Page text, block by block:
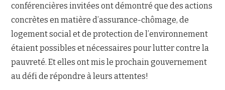
conférencières invitées ont démontré que des actions
concrètes en matière d’assurance-chômage, de
logement social et de protection de l’environnement
étaient possibles et nécessaires pour lutter contre la
pauvreté. Et elles ont mis le prochain gouvernement
au défi de répondre à leurs attentes!